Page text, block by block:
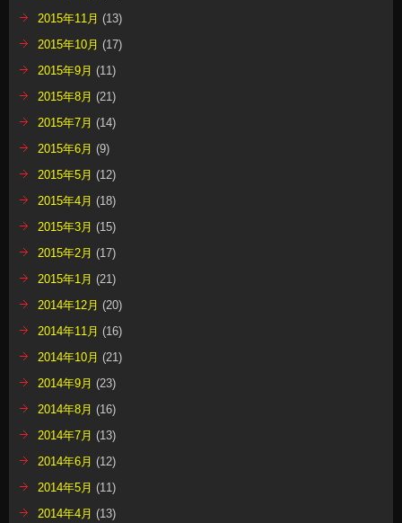
2015年11月 (13)
2015年10月 (17)
2015年9月 (11)
2015年8月 (21)
2015年7月 (14)
2015年6月 (9)
2015年5月 (12)
2015年4月 (18)
2015年3月 (15)
2015年2月 (17)
2015年1月 (21)
2014年12月 (20)
2014年11月 (16)
2014年10月 (21)
2014年9月 (23)
2014年8月 (16)
2014年7月 (13)
2014年6月 (12)
2014年5月 (11)
2014年4月 (13)